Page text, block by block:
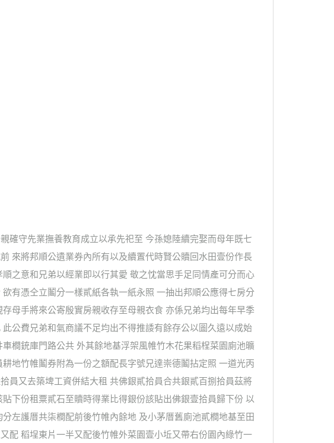
確守先業撫養教育成立以承先祀至 今孫媳陸續完娶而母年既七
來將邦順公遺業券內所有以及續置代時賢公贖回水田壹份作長
之意和兄弟以經業即以行其愛 敬之忱當思手足同情產可分而心
有憑仝立鬮分一樣貳紙各執一紙永照 一抽出邦順公應得七房分
母手將來公寄殷實房親收存至母親衣食 亦係兄弟均出每年早季
公費兄弟和氣商議不足均出不得推諉有餘存公以圖久遠以成始
橺銃庫門路公共 外其餘地基浮架風帷竹木花果稻桯菜園廁池曠
地竹帷鬮券附為一份之額配長字號兄達崇德鬮拈定照 一道光丙
員又去築埤工資併結大租 共佛銀貳拾員合共銀貳百捌拾員茲將
下份租粟貳石至贖時得業比得銀份該貼出佛銀壹拾員歸下份 以
左護厝共柒橺配前後竹帷內餘地 及小茅厝舊廁池貳橺地基至田
配 稻埕東片一半又配後竹帷外菜園壹小坵又帶右份園內綠竹一